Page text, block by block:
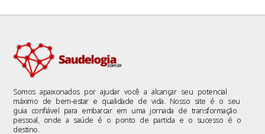
Somos apaixonados por ajudar você a alcançar seu potencial
máximo de bem-estar e qualidade de vida. Nosso site é o seu
guia confiável para embarcar em uma jornada de transformação
pessoal, onde a saúde é o ponto de partida e o sucesso é o
destino.